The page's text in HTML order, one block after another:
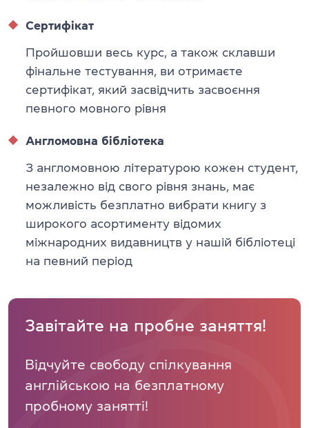
Сертифікат
Пройшовши весь курс, а також склавши
фінальне тестування, ви отримаєте
сертифікат, який засвідчить засвоєння
певного мовного рівня
Англомовна бібліотека
З англомовною літературою кожен студент,
незалежно від свого рівня знань, має
можливість безплатно вибрати книгу з
широкого асортименту відомих
міжнародних видавництв у нашій бібліотеці
на певний період
Завітайте на пробне заняття!
Відчуйте свободу спілкування
англійською на безплатному
пробному занятті!